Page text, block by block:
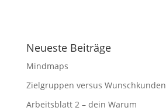
Neueste Beiträge
Mindmaps
Zielgruppen versus Wunschkunden
Arbeitsblatt 2 – dein Warum